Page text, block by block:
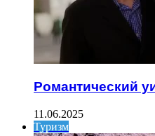
Романтический
11.06.2025
Туризм